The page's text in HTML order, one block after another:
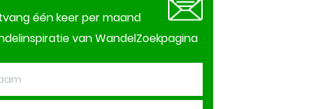
één keer per maand
van WandelZoekpagina